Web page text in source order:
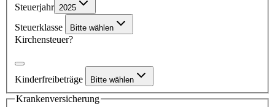
Steuerjahr 2025
Steuerklasse Bitte wählen
Kirchensteuer?
Kinderfreibeträge Bitte wählen
Krankenversicherung